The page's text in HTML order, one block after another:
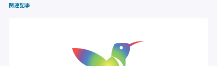
関連記事